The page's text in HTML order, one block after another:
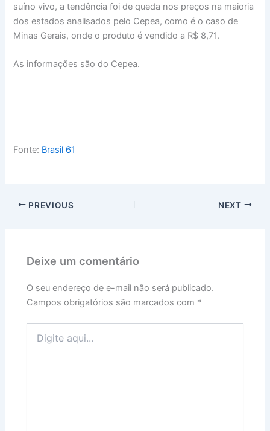
suíno vivo, a tendência foi de queda nos preços na maioria
dos estados analisados pelo Cepea, como é o caso de
Minas Gerais, onde o produto é vendido a R$ 8,71.
As informações são do Cepea.
Fonte: Brasil 61
PREVIOUS NEXT
Deixe um comentário
O seu endereço de e-mail não será publicado.
Campos obrigatórios são marcados com *
aqui...